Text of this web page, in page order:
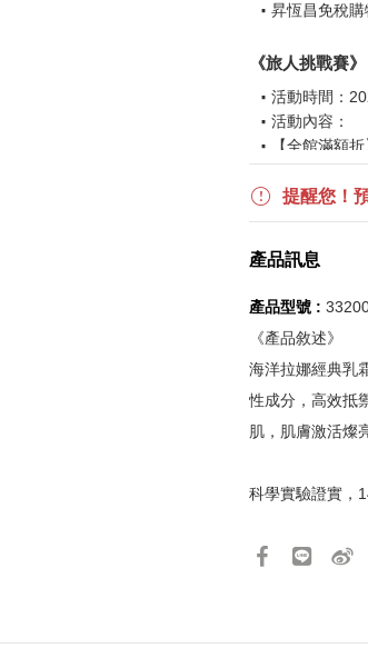
昇恆昌免稅
《旅人挑戰賽》
活動時間：
活動內容：
【全館滿額
【下單贈】
【滿$6,000
波段活動：
$850 折扣後
《刷指定信用卡
活動詳情請
如使用信用
實際折扣金
《網站活動限
所有活動皆
提醒您！
產品訊息
產品型號 :
《產品敘述》
海洋拉娜經典乳
性成分，高效抵
肌，肌膚激活燦
科學實驗證實，
適用於任何膚質